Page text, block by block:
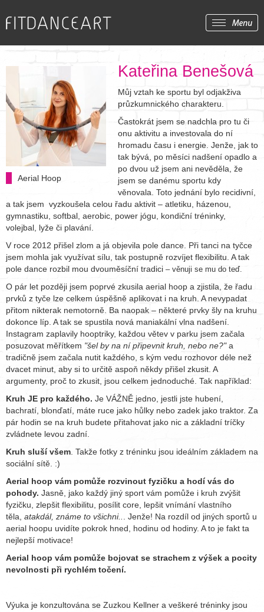
Aerial Hoop
Kateřina Benešová
Můj vztah ke sportu byl odjakživa
průzkumnického charakteru.
Častokrát jsem se nadchla pro tu či
onu aktivitu a investovala do ní
hromadu času i energie. Jenže, jak to
tak bývá, po měsíci nadšení opadlo a
po dvou už jsem ani nevěděla, že
jsem se danému sportu kdy
věnovala. Toto jednání bylo recidivní,
a tak jsem vyzkoušela celou řadu aktivit – atletiku, házenou,
gymnastiku, softbal, aerobic, power jógu, kondiční tréninky,
volejbal, lyže či plavání.
V roce 2012 přišel zlom a já objevila pole dance. Při tanci na tyčce
jsem mohla jak využívat sílu, tak postupně rozvíjet flexibilitu. A tak
pole dance rozbil mou dvouměsíční tradici – věnuji se mu do teď.
O pár let později jsem poprvé zkusila aerial hoop a zjistila, že řadu
prvků z tyče lze celkem úspěšně aplikovat i na kruh. A nevypadat
přitom nikterak nemotorně. Ba naopak – některé prvky šly na kruhu
dokonce líp. A tak se spustila nová maniakální vlna nadšení.
Instagram zaplavily hooptriky, každou větev v parku jsem začala
posuzovat měřítkem "šel by na ní připevnit kruh, nebo ne?"a
tradičně jsem začala nutit každého, s kým vedu rozhovor déle než
dvacet minut, aby si to určitě aspoň někdy přišel zkusit. A
argumenty, proč to zkusit, jsou celkem jednoduché. Tak například:
Kruh JE pro každého. Je VÁŽNĚ jedno, jestli jste hubení,
bachratí, blonďatí, máte ruce jako hůlky nebo zadek jako traktor. Za
pár hodin se na kruh budete přitahovat jako nic a základní tríčky
zvládnete levou zadní.
Kruh sluší všem . Takže fotky z tréninku jsou ideálním základem na
sociální sítě. :)
Aerial hoop vám pomůže rozvinout fyzičku a hodí vás do
pohody. Jasně, jako každý jiný sport vám pomůže i kruh zvýšit
fyzičku, zlepšit flexibilitu, posílit core, lepšit vnímání vlastního
těla, atakdál, známe to všichni..
. Jenže! Na rozdíl od jiných sportů u
aerial hoopu uvidíte pokrok hned, hodinu od hodiny. A to je fakt ta
nejlepší motivace!
Aerial hoop vám pomůže bojovat se strachem z výšek a pocity
nevolnosti při rychlém točení.
Výuka je konzultována se Zuzkou Kellner a veškeré tréninky jsou